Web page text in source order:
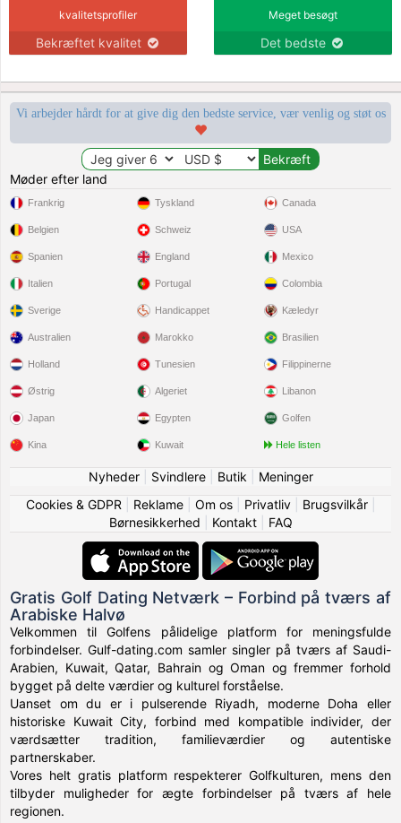
kvalitetsprofiler
Bekræftet kvalitet
Meget besøgt
Det bedste
Vi arbejder hårdt for at give dig den bedste service, vær venlig og støt os
Møder efter land
Frankrig
Belgien
Spanien
Italien
Sverige
Tyskland
Schweiz
England
Portugal
Handicappet
Canada
USA
Mexico
Colombia
Kæledyr
Australien
Holland
Østrig
Japan
Kina
Marokko
Tunesien
Algeriet
Egypten
Kuwait
Brasilien
Filippinerne
Libanon
Golfen
Hele listen
Nyheder| Svindlere| Butik
Meninger
Cookies & GDPR
Reklame| Om os| Privatliv| Brugsvilkår|
Børnesikkerhed
Kontakt| FAQ
Gratis Golf Dating Netværk – Forbind på tværs af
Arabiske Halvø
Velkommen til Golfens pålidelige platform for meningsfulde
forbindelser. Gulf-dating.com samler singler på tværs af Saudi-
Arabien, Kuwait, Qatar, Bahrain og Oman og fremmer forhold
bygget på delte værdier og kulturel forståelse.
Uanset om du er i pulserende Riyadh, moderne Doha eller
historiske Kuwait City, forbind med kompatible individer, der
værdsætter tradition, familieværdier og autentiske
partnerskaber.
Vores helt gratis platform respekterer Golfkulturen, mens den
tilbyder muligheder for ægte forbindelser på tværs af hele
regionen.